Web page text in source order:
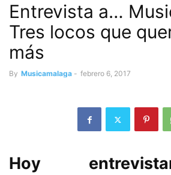
Entrevista a…
Tres locos que
más
By Musicamalaga - febrero 6, 2017
Hoy